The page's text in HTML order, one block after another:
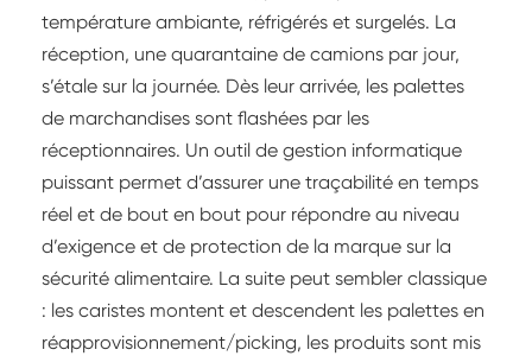
température ambiante, réfrigérés et surgelés. La
réception, une quarantaine de camions par jour,
s’étale sur la journée. Dès leur arrivée, les palettes
de marchandises sont flashées par les
réceptionnaires. Un outil de gestion informatique
puissant permet d’assurer une traçabilité en temps
réel et de bout en bout pour répondre au niveau
d’exigence et de protection de la marque sur la
sécurité alimentaire. La suite peut sembler classique
: les caristes montent et descendent les palettes en
réapprovisionnement/picking, les produits sont mis